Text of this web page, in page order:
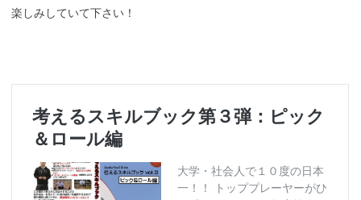
楽しみしていて下さい！